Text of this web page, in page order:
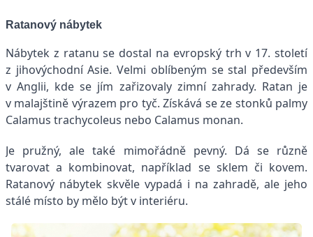
Ratanový nábytek
Nábytek z ratanu se dostal na evropský trh v 17. století
z jihovýchodní Asie. Velmi oblíbeným se stal především
v Anglii, kde se jím zařizovaly zimní zahrady. Ratan je
v malajštině výrazem pro tyč. Získává se ze stonků palmy
Calamus trachycoleus nebo Calamus monan.
Je pružný, ale také mimořádně pevný. Dá se různě
tvarovat a kombinovat, například se sklem či kovem.
Ratanový nábytek skvěle vypadá i na zahradě, ale jeho
stálé místo by mělo být v interiéru.